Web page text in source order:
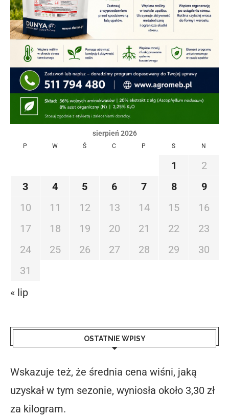
sierpień 2026
P W Ś C P S N
1
2
3
4 5 6 7 8
9
10
11 12 13 14 15
16
17
18 19 20 21 22
23
24
25 26 27 28 29
30
31
« lip
OSTATNIE WPISY
Wskazuje też, że średnia cena wiśni, jaką
uzyskał w tym sezonie, wyniosła około 3,30 zł
za kilogram.